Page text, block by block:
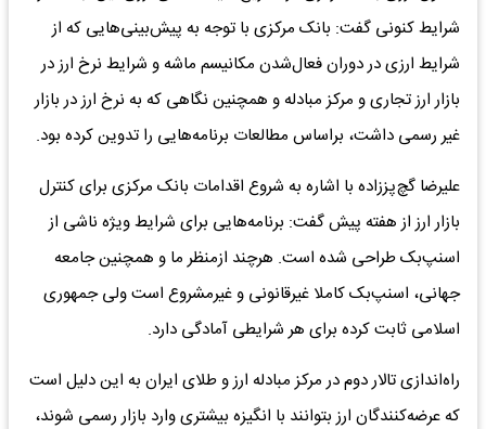
شرایط کنونی گفت: بانک مرکزی با توجه به پیش‌بینی‌هایی که از
شرایط ارزی در دوران فعال‌شدن مکانیسم ماشه و شرایط نرخ ارز در
بازار ارز تجاری و مرکز مبادله و همچنین نگاهی که به نرخ ارز در بازار
غیر رسمی داشت، براساس مطالعات برنامه‌هایی را تدوین کرده بود.
علیرضا گچ‌پززاده با اشاره به شروع اقدامات بانک مرکزی برای کنترل
بازار ارز از هفته پیش گفت: برنامه‌هایی برای شرایط ویژه ناشی از
اسنپ‌بک طراحی شده است. هرچند ازمنظر ما و همچنین جامعه
جهانی، اسنپ‌بک کاملا غیرقانونی و غیرمشروع است ولی جمهوری
اسلامی ثابت کرده برای هر شرایطی آمادگی دارد.
راه‌اندازی تالار دوم در مرکز مبادله ارز و طلای ایران به این دلیل است
که عرضه‌کنندگان ارز بتوانند با انگیزه بیشتری وارد بازار رسمی شوند،